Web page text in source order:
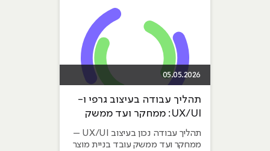
05.05.2026
תהליך עבודה בעיצוב גרפי ו-
UX/UI: ממחקר ועד ממשק
פעיל
תהליך עבודה נכון בעיצוב UX/UI –
ממחקר ועד ממשק עובד בניית מוצר